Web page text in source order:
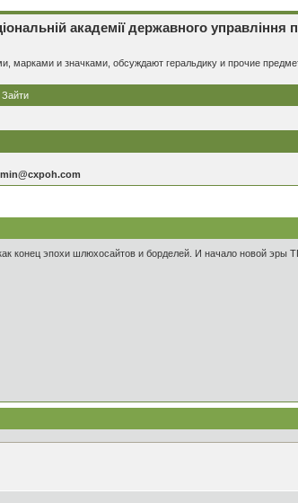
академії державного управління
марками и значками, обсуждают геральдику и прочие
Зайти
конец эпохи шлюхосайтов и борделей. И начало новой эры